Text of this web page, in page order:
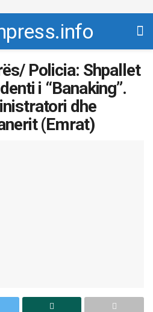
Policia: Shpallet
i “Banaking”.
dhe
(Emrat)